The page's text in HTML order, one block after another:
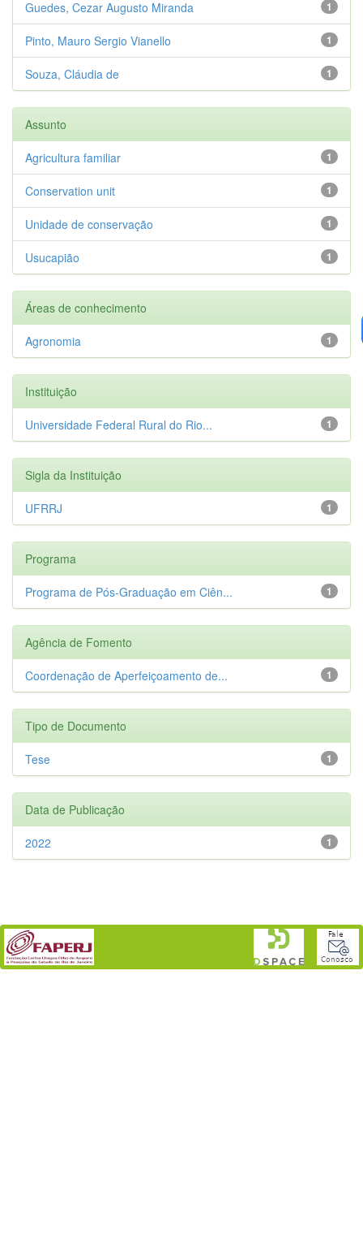
1
Guedes, Cezar Augusto Miranda
1
Pinto, Mauro Sergio Vianello
1
Souza, Cláudia de
Assunto
1
Agricultura familiar
1
Conservation unit
1
Unidade de conservação
1
Usucapião
Áreas de conhecimento
1
Agronomia
Instituição
1
Universidade Federal Rural do Rio...
Sigla da Instituição
1
UFRRJ
Programa
1
Programa de Pós-Graduação em Ciên...
Agência de Fomento
1
Coordenação de Aperfeiçoamento de...
Tipo de Documento
1
Tese
Data de Publicação
1
2022